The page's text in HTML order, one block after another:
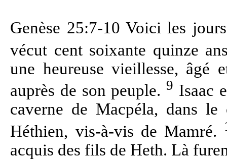
Genèse 25:7-10 Voici les
vécut cent soixante quinze
une heureuse vieillesse,
auprès de son peuple. 9 Isaac
caverne de Macpéla, dans
Héthien, vis-à-vis de Mamré.
acquis des fils de Heth. Là